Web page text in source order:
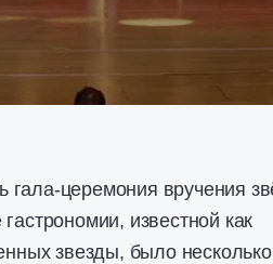
гала-церемония вручения
известной как
звезды, было